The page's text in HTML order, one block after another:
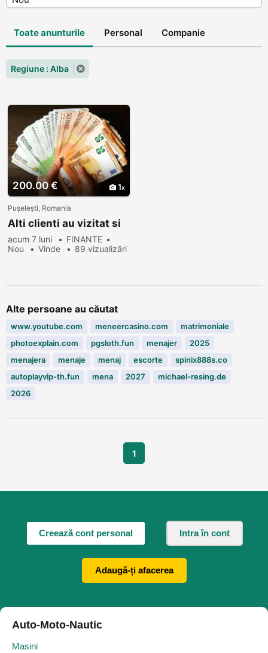
Toate anunturile Personal Companie
Regiune : Alba
200.00 € 1
Pușelești, Romania
Alti clienti au vizitat si
acum 7 luni
FINANTE
Nou
Vinde 89 vizualizări
Alte persoane au căutat
www.youtube.com meneercasino.com
matrimoniale
photoexplain.com
pgsloth.fun menajer
2025
menajera
menaje menaj escorte
spinix888s.co
autoplayvip-th.fun
mena 2027
michael-resing.de
2026
1
Creează cont personal Intra în cont
Adaugă-ți afacerea
Auto-Moto-Nautic
Masini